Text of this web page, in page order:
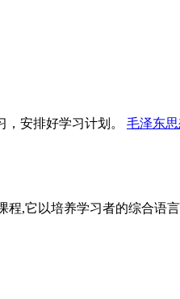
安排好学习计划。 毛泽东思
,它以培养学习者的综合